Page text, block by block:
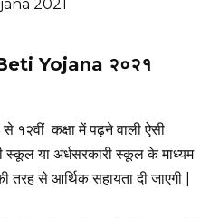
2021
Yojana २०२१
कक्षा में पढ़ने वाली ऐसी
स्कूल या अर्धसरकारी स्कूल के माध्यम
तरह से आर्थिक सहायता दी जाएगी |